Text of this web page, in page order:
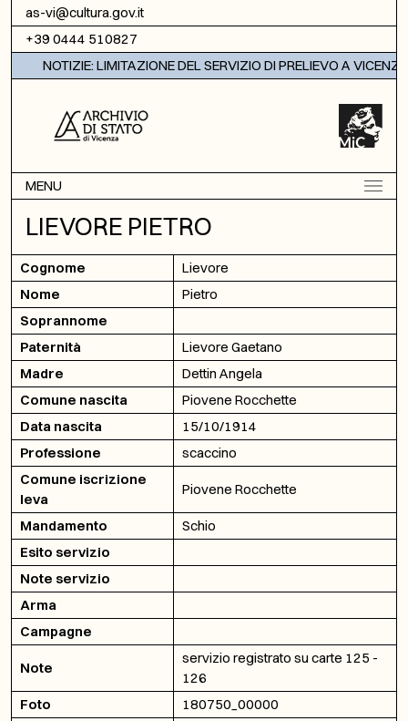
Vai al contenuto
as-vi@cultura.gov.it
+39 0444 510827
NOTIZIE: LIMITAZIONE DEL SERVIZIO DI PRELIEVO A VICENZA
MENU
LIEVORE PIETRO
Cognome
Lievore
Nome
Pietro
Soprannome
Paternità
Lievore Gaetano
Madre
Dettin Angela
Comune nascita
Piovene Rocchette
Data nascita
15/10/1914
Professione
scaccino
Comune iscrizione
leva
Piovene Rocchette
Mandamento
Schio
Esito servizio
Note servizio
Arma
Campagne
Note
servizio registrato su carte 125 -
126
Foto
180750_00000